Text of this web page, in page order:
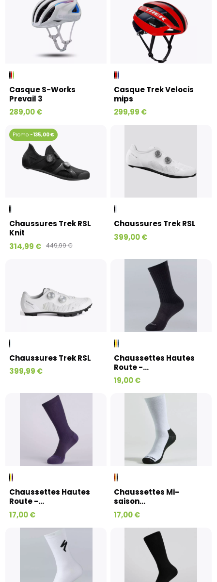
Casque S-Works
Prevail 3
289,00 €
Casque Trek Velocis
mips
299,99 €
-135,00 €
Chaussures Trek RSL
Knit
314,99 € 449,99 €
Chaussures Trek RSL
399,00 €
Chaussures Trek RSL
399,99 €
Chaussettes Hautes
Route -...
19,00 €
Chaussettes Hautes
Route -...
17,00 €
Chaussettes Mi-
saison...
17,00 €